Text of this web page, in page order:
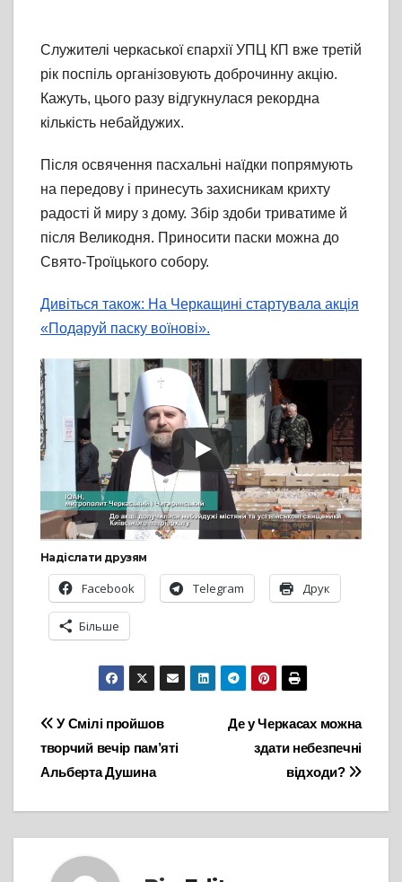
Служителі черкаської єпархії УПЦ КП вже третій
рік поспіль організовують доброчинну акцію.
Кажуть, цього разу відгукнулася рекордна
кількість небайдужих.
Після освячення пасхальні наїдки попрямують
на передову і принесуть захисникам крихту
радості й миру з дому. Збір здоби триватиме й
після Великодня. Приносити паски можна до
Свято-Троїцького собору.
Дивіться також: На Черкащині стартувала акція
«Подаруй паску воїнові».
Надіслати друзям
Facebook Telegram Друк
Більше
Навігація
записів
Де у Черкасах можна
здати небезпечні
відходи?
У Смілі пройшов
творчий вечір пам’яті
Альберта Душина